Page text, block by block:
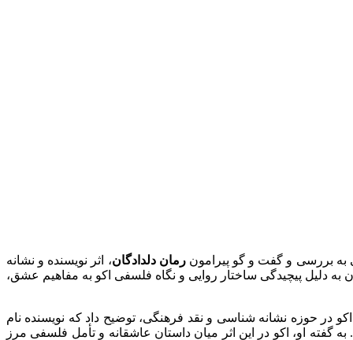
رمان دلدادگان، اثر نویسنده و نشانه
به دلیل پیچیدگی ساختار روایی و نگاه فلسفی اکو به مفاهیم عشق،
در حوزه نشانه شناسی و نقد فرهنگی، توضیح داد که نویسنده نام
گفته او، اکو در این اثر میان داستان عاشقانه و تأمل فلسفی مرز